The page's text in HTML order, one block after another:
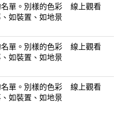
單。別樣的色彩
如裝置、如地景
線上觀看
單。別樣的色彩
如裝置、如地景
線上觀看
單。別樣的色彩
如裝置、如地景
線上觀看